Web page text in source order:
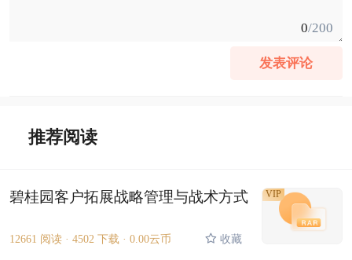
0/200
发表评论
推荐阅读
碧桂园客户拓展战略管理与战术方式
12661 阅读 · 4502 下载 · 0.00云币 收藏
VIP